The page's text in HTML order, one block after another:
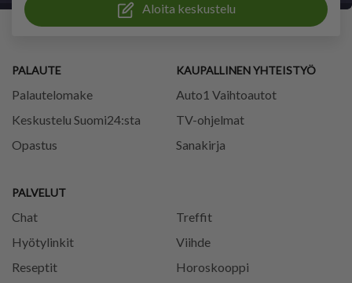
Aloita keskustelu
PALAUTE
Palautelomake
Keskustelu Suomi24:sta
Opastus
PALVELUT
Chat
Treffit
Hyötylinkit
Viihde
Reseptit
Horoskooppi
KAUPALLINEN YHTEISTYÖ
Auto1 Vaihtoautot
TV-ohjelmat
Sanakirja